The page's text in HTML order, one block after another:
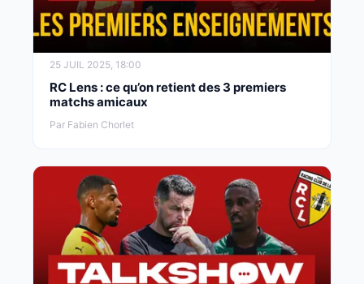
25 JUIL 2025, 18:00
RC Lens : ce qu’on retient des 3 premiers
matchs amicaux
Par Fabien Chorlet